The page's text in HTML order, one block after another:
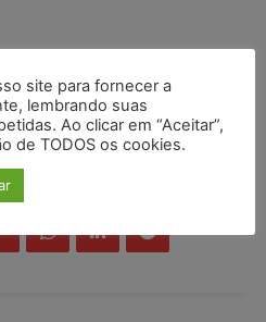
site para fornecer a
lembrando suas
Ao clicar em “Aceitar”,
de TODOS os cookies.